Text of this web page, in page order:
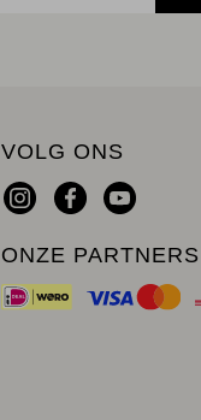
VOLG ONS
ONZE PARTNERS